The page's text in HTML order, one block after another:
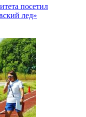
посетил
лед»